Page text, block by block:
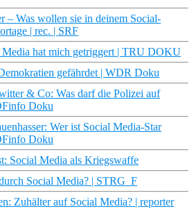
– Was wollen sie in deinem Social-
| rec. | SRF
hat mich getriggert | TRU DOKU
gefährdet | WDR Doku
& Co: Was darf die Polizei auf
Doku
Wer ist Social Media-Star
Doku
Social Media als Kriegswaffe
Social Media? | STRG_F
Zuhälter auf Social Media? | reporter